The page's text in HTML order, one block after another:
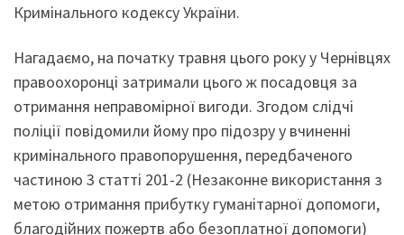
Кримінального кодексу України.
Нагадаємо, на початку травня цього року у Чернівцях
правоохоронці затримали цього ж посадовця за
отримання неправомірної вигоди. Згодом слідчі
поліції повідомили йому про підозру у вчиненні
кримінального правопорушення, передбаченого
частиною 3 статті 201-2 (Незаконне використання з
метою отримання прибутку гуманітарної допомоги,
благодійних пожертв або безоплатної допомоги)